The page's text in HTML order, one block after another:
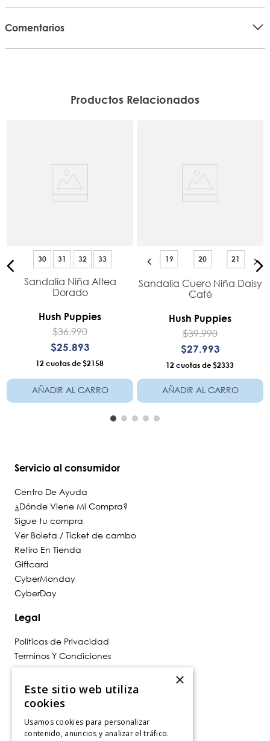
Comentarios
Productos Relacionados
30 31 32 33
Sandalia Niña Altea
Dorado
Hush Puppies
$36.990
$25.893
12 $2158
AÑADIR AL CARRO
19 20 21
Sandalia Cuero Niña Daisy
Café
Hush Puppies
$39.990
$27.993
12 $2333
AÑADIR AL CARRO
Contáctanos
Servicio al consumidor
Centro De Ayuda
¿Dónde Viene Mi Compra?
Sigue tu compra
Ver Boleta / Ticket de cambo
Retiro En Tienda
Giftcard
CyberMonday
CyberDay
Legal
Políticas de Privacidad
Terminos Y Condiciones
Políticas De Despacho
Cambios, Retracto Y Garantía
Política de Privacidad de Marketing
×
Este sitio web utiliza
cookies
Usamos cookies para personalizar
contenido, anuncios y analizar el tráfico.